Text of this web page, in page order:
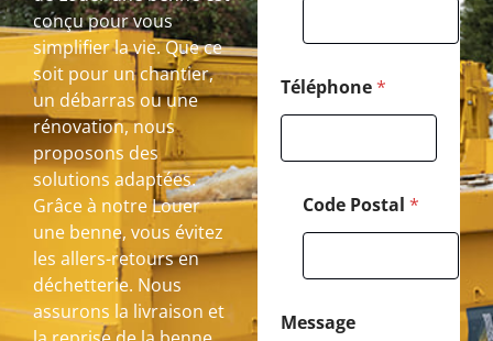
conçu pour vous
simplifier la vie. Que ce
soit pour un chantier,
un débarras ou une
rénovation, nous
proposons des
solutions adaptées.
Grâce à notre Louer
une benne, vous évitez
les allers-retours en
déchetterie. Nous
assurons la livraison et
Téléphone*
Code Postal *
Message